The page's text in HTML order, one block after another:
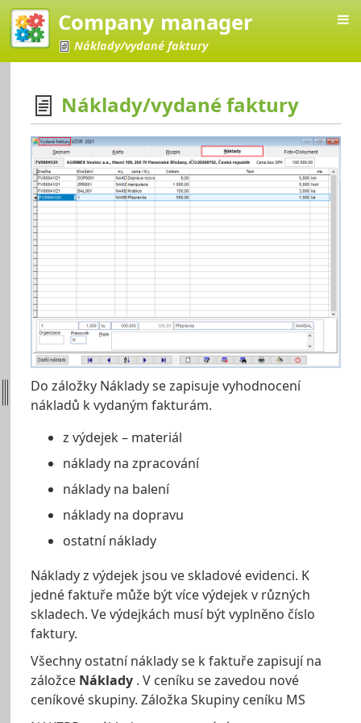
Company manager
Náklady/vydané faktury
Náklady/vydané faktury
Do záložky Náklady se zapisuje vyhodnocení
nákladů k vydaným fakturám.
z výdejek – materiál
náklady na zpracování
náklady na balení
náklady na dopravu
ostatní náklady
Náklady z výdejek jsou ve skladové evidenci. K
jedné faktuře může být více výdejek v různých
skladech. Ve výdejkách musí být vyplněno číslo
faktury.
Všechny ostatní náklady se k faktuře zapisují na
záložce Náklady . V ceníku se zavedou nové
ceníkové skupiny. Záložka Skupiny ceníku MS